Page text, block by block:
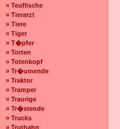
» Teuflische
» Tierarzt
» Tiere
» Tiger
» T�pfer
» Torten
» Totenkopf
» Tr�umende
» Traktor
» Tramper
» Traurige
» Tr�stende
» Trucks
» Truthahn